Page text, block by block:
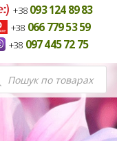
+38 093 124 89 83
+38 066 779 53 59
+38 097 445 72 75